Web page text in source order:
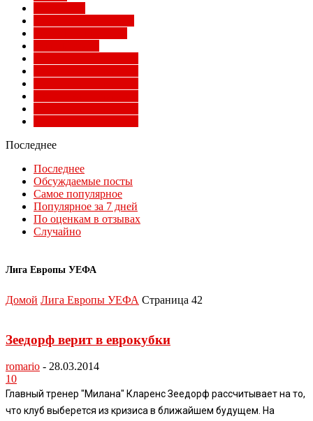
Последнее
Последнее
Обсуждаемые посты
Самое популярное
Популярное за 7 дней
По оценкам в отзывах
Случайно
Лига Европы УЕФА
Домой Лига Европы УЕФА Страница 42
Зеедорф верит в еврокубки
romario - 28.03.2014
10
Главный тренер "Милана" Кларенс Зеедорф рассчитывает на то,
что клуб выберется из кризиса в ближайшем будущем. На